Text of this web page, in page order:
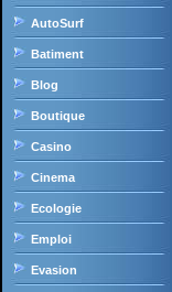
AutoSurf
Batiment
Blog
Boutique
Casino
Cinema
Ecologie
Emploi
Evasion